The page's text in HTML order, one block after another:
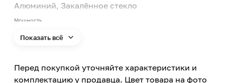
Алюминий, Закалённое стекло
Мощность
Световой поток
Показать всё
Перед покупкой уточняйте характеристики и
комплектацию у продавца. Цвет товара на фото